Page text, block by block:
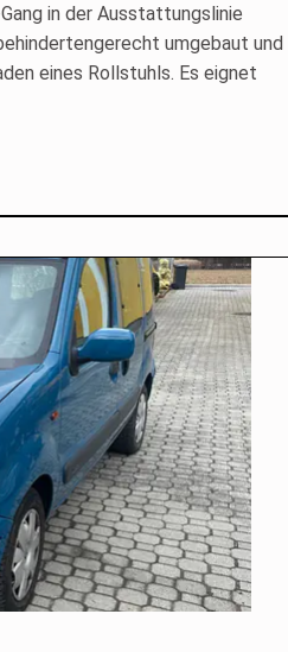
in der Ausstattungslinie
umgebaut und
eines Rollstuhls. Es eignet